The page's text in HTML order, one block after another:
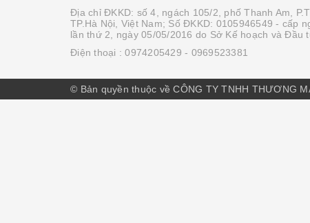
Địa chỉ ĐKKD: số 4, ngách 105/2, phố Thanh Am,
TP.Hà Nội, Việt Nam; Số ĐKKD: 0105946549 - cấp
lần thứ 2, ngày 05/05/2016 do Sở Kế hoạch và Đầu
Điện thoại :0974205429 - 0969523381
© Bản quyền thuộc về CÔNG TY TNHH THƯƠNG